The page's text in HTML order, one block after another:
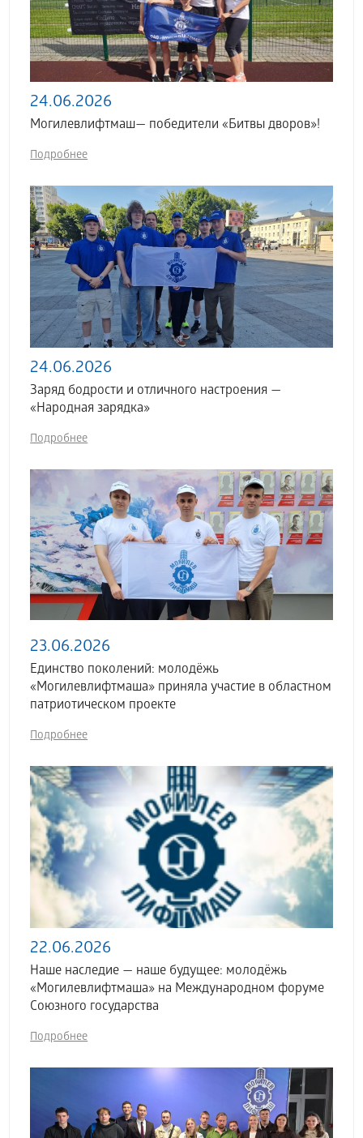
24.06.2026
Могилевлифтмаш— победители «Битвы дворов»!
Подробнее
24.06.2026
Заряд бодрости и отличного настроения —
«Народная зарядка»
Подробнее
23.06.2026
Единство поколений: молодёжь
«Могилевлифтмаша» приняла участие в областном
патриотическом проекте
Подробнее
22.06.2026
Наше наследие — наше будущее: молодёжь
«Могилевлифтмаша» на Международном форуме
Союзного государства
Подробнее